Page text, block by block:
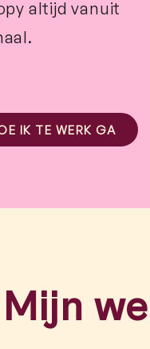
altijd vanuit
IK TE WERK GA
Mijn